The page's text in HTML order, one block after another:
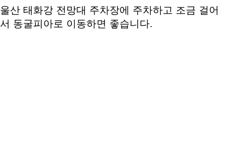
울산 태화강 전망대 주차장에 주차하고 조금 걸어
서 동굴피아로 이동하면 좋습니다.